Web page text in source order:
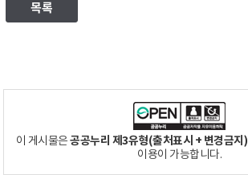
목록
이 게시물은공공누리 제3유형(출처표시 + 변경금지)
이용이 가능합니다.